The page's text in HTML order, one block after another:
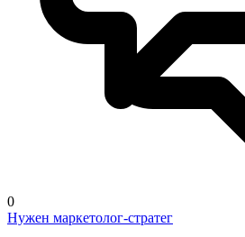
0
Нужен маркетолог-стратег